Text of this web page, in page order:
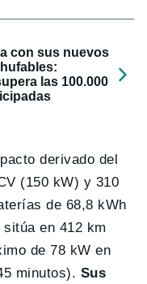
con sus nuevos
las 100.000
derivado del
(150 kW) y 310
de 68,8 kWh
en 412 km
de 78 kW en
minutos). Sus